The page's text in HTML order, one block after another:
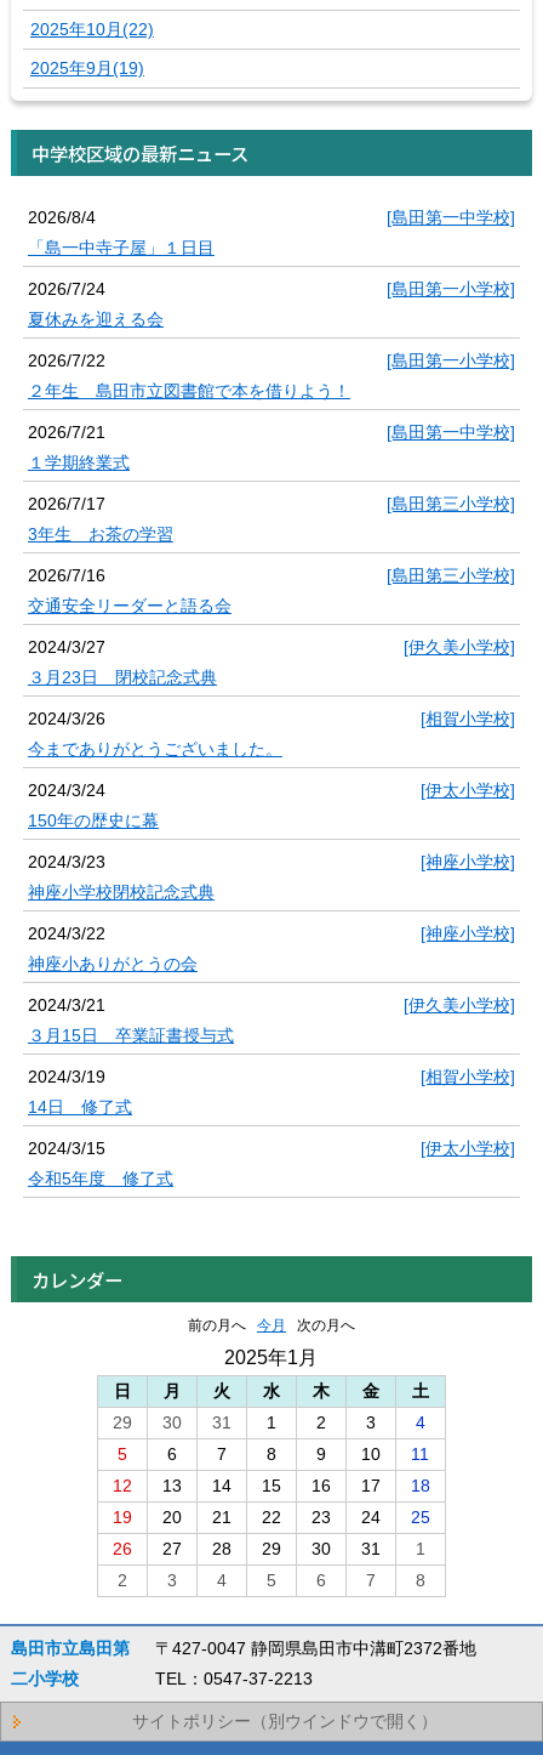
2025年10月(22)
2025年9月(19)
中学校区域の最新ニュース
2026/8/4
[島田第一中学校]
「島一中寺子屋」１日目
2026/7/24
[島田第一小学校]
夏休みを迎える会
2026/7/22
[島田第一小学校]
２年生 島田市立図書館で本を借りよう！
2026/7/21
[島田第一中学校]
１学期終業式
2026/7/17
[島田第三小学校]
3年生 お茶の学習
2026/7/16
[島田第三小学校]
交通安全リーダーと語る会
2024/3/27
[伊久美小学校]
３月23日 閉校記念式典
2024/3/26
[相賀小学校]
今までありがとうございました。
2024/3/24
[伊太小学校]
150年の歴史に幕
2024/3/23
[神座小学校]
神座小学校閉校記念式典
2024/3/22
[神座小学校]
神座小ありがとうの会
2024/3/21
[伊久美小学校]
３月15日 卒業証書授与式
2024/3/19
[相賀小学校]
14日 修了式
2024/3/15
[伊太小学校]
令和5年度 修了式
カレンダー
前の月へ 今月 次の月へ
2025年1月
日 月 火 水 木 金
土
29
30 31 1 2 3
4
5
6 7 8 9 10
11
12
13 14 15 16 17
18
19
20 21 22 23 24
25
26
27 28 29 30 31
1
2
3 4 5 6 7 8
島田市立島田第
二小学校
〒427-0047 静岡県島田市中溝町2372番地
TEL：0547-37-2213
サイトポリシー（別ウインドウで開く）